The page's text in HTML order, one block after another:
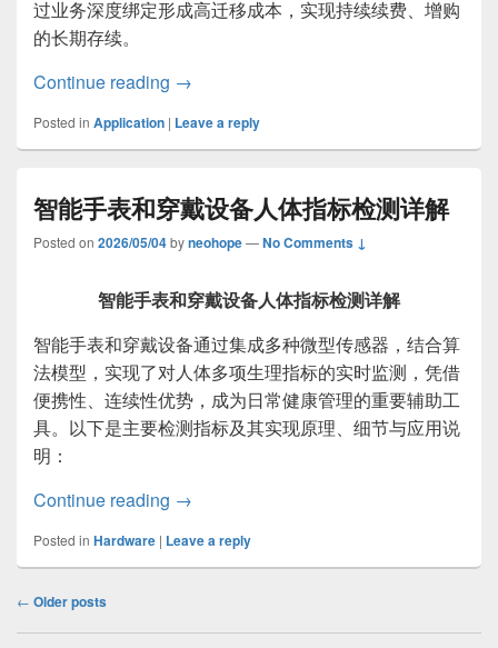
过业务深度绑定形成高迁移成本，实现持续续费、增购
的长期存续。
Continue reading B端软件生存之道
→
Posted in Application | Leave a reply
智能手表和穿戴设备人体指标检测详解
Posted on 2026/05/04byneohope—No Comments ↓
智能手表和穿戴设备人体指标检测详解
智能手表和穿戴设备通过集成多种微型传感器，结合算
法模型，实现了对人体多项生理指标的实时监测，凭借
便携性、连续性优势，成为日常健康管理的重要辅助工
具。以下是主要检测指标及其实现原理、细节与应用说
明：
Continue reading 智能手表和穿戴设备人体指标检测详解
→
Posted in Hardware | Leave a reply
Post
← Older posts